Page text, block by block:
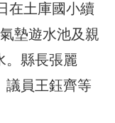
在土庫國小續
墊遊水池及親
。縣長張麗
議員王鈺齊等